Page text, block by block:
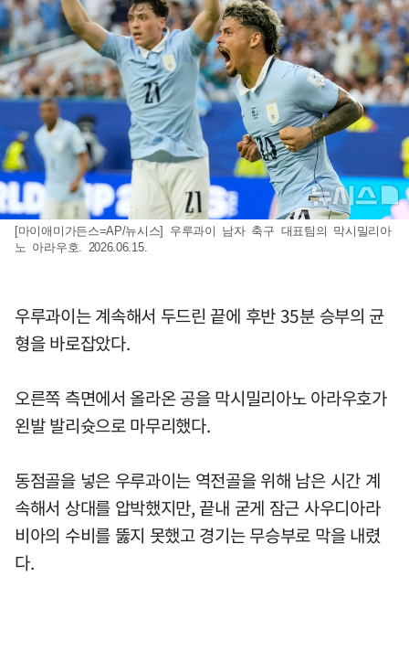
[마이애미가든스=AP/뉴시스] 우루과이 남자 축구 대표팀의 막시밀리아
노 아라우호. 2026.06.15.
우루과이는 계속해서 두드린 끝에 후반 35분 승부의 균
형을 바로잡았다.
오른쪽 측면에서 올라온 공을 막시밀리아노 아라우호가
왼발 발리슛으로 마무리했다.
동점골을 넣은 우루과이는 역전골을 위해 남은 시간 계
속해서 상대를 압박했지만, 끝내 굳게 잠근 사우디아라
비아의 수비를 뚫지 못했고 경기는 무승부로 막을 내렸
다.